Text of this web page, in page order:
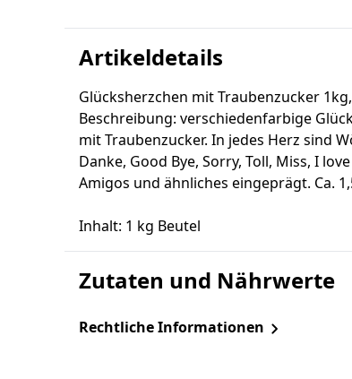
Artikeldetails
Glücksherzchen mit Traubenzucker
Beschreibung: verschiedenfarbige
mit Traubenzucker. In jedes Herz sind
Danke, Good Bye, Sorry, Toll, Miss, I
Amigos und ähnliches eingeprägt. Ca.
Inhalt: 1 kg Beutel
Zutaten und Nährwerte
Rechtliche Informationen